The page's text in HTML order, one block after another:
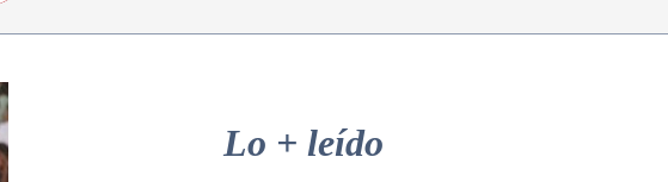
Sidebar
Lo + leído